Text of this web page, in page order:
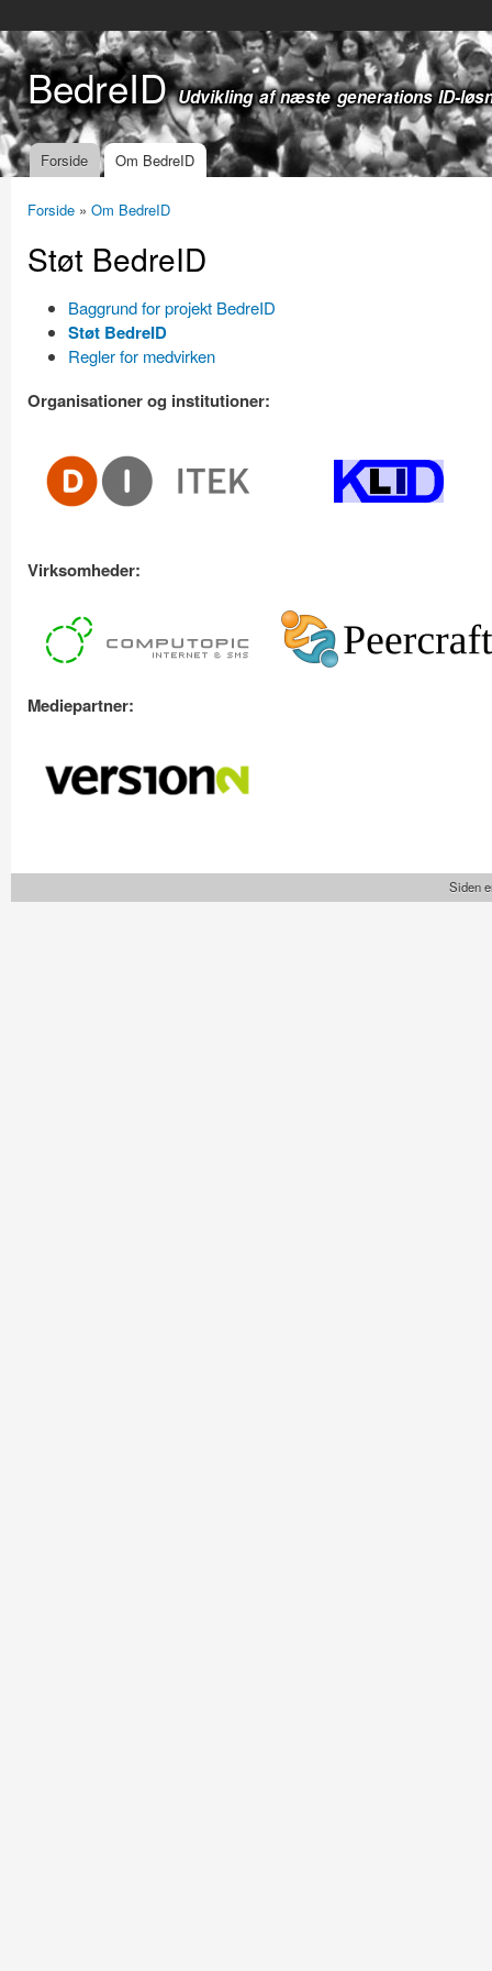
BedreID Udvikling af næste generations ID-
Hovedmenu
Forside Om BedreID
Forside » Om BedreID
Støt BedreID
Baggrund for projekt BedreID
Støt BedreID
Regler for medvirken
Organisationer og institutioner:
diitek-200p.png klid_minmidi_org-
Virksomheder:
Mediepartner:
version2.png
Siden